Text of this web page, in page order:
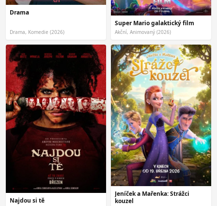
Drama
Drama, Komedie (2026)
Super Mario galaktický film
Akční, Animovaný (2026)
Najdou si tě
Jeníček a Mařenka: Strážci
kouzel